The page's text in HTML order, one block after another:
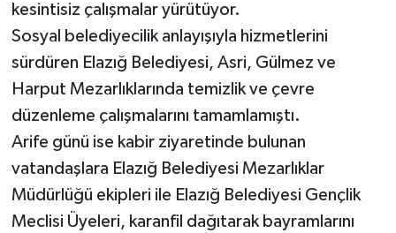
kesintisiz çalışmalar yürütüyor.
Sosyal belediyecilik anlayışıyla hizmetlerini
sürdüren Elazığ Belediyesi, Asri, Gülmez ve
Harput Mezarlıklarında temizlik ve çevre
düzenleme çalışmalarını tamamlamıştı.
Arife günü ise kabir ziyaretinde bulunan
vatandaşlara Elazığ Belediyesi Mezarlıklar
Müdürlüğü ekipleri ile Elazığ Belediyesi Gençlik
Meclisi Üyeleri, karanfil dağıtarak bayramlarını
YAŞAM